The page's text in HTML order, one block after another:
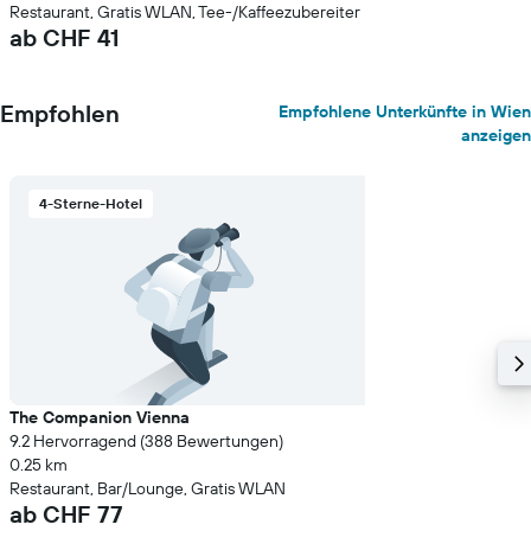
Restaurant, Gratis WLAN, Tee-/Kaffeezubereiter
ab CHF 41
Empfohlen
Empfohlene Unterkünfte in Wien
anzeigen
4-Sterne-Hotel
The Companion Vienna
9.2 Hervorragend (388 Bewertungen)
0.25 km
Restaurant, Bar/Lounge, Gratis WLAN
ab CHF 77